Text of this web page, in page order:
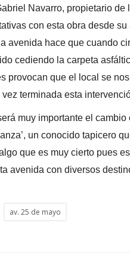
Navarro, propietario de
con esta obra desde
avenida hace que cuando
cediendo la carpeta
provocan que el local se
terminada esta
muy importante el
un conocido tapicero
que es muy cierto pues
avenida con diversos
av. 25 de mayo